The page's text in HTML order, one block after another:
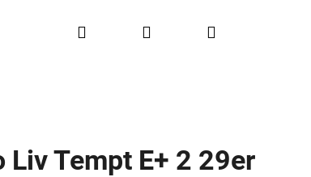
BIKESPORT EVENTY BIKESPORTUL VÝHODY
Hledat PřihlášeníNákupní
Tempt E+ 2 29er